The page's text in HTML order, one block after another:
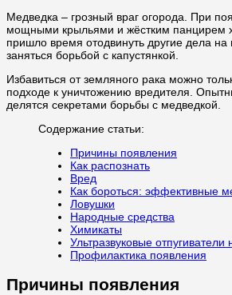
Медведка – грозный враг огорода. При
мощными крыльями и жёстким панцирем
пришло время отодвинуть другие дела на
заняться борьбой с капустянкой.
Избавиться от земляного рака можно
подходе к уничтожению вредителя.
делятся секретами борьбы с медведкой.
Содержание статьи:
Причины появления
Как распознать
Вред
Как бороться: эффективные
Ловушки
Народные средства
Химикаты
Ультразвуковые отпугиватели
Профилактика появления
Причины появления